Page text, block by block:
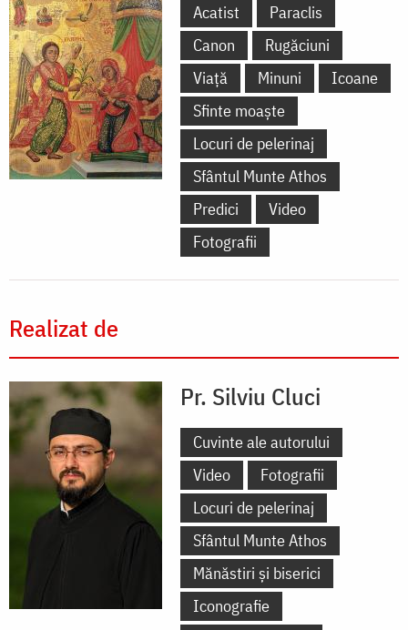
Acatist
Paraclis
Canon
Rugăciuni
Viață
Minuni
Icoane
Sfinte moaște
Locuri de pelerinaj
Sfântul Munte Athos
Predici
Video
Fotografii
Realizat de
Pr. Silviu Cluci
Cuvinte ale autorului
Video
Fotografii
Locuri de pelerinaj
Sfântul Munte Athos
Mănăstiri și biserici
Iconografie